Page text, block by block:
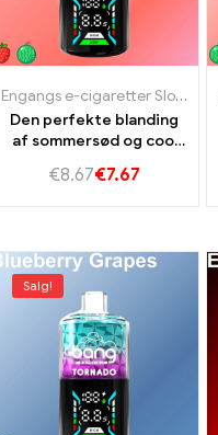
Engangs e-cigaretter Slovakiet
Den perfekte blanding
af sommersød og cool
jordbær-wassermeelon
€8.67€7.67
Salg!